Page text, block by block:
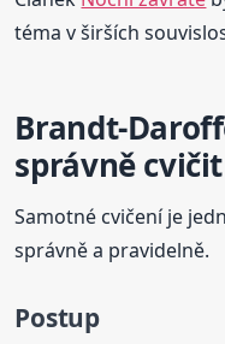
téma v širších
Brandt-
správně cvičit
Samotné cvičení je
správně a pravidelně.
Postup